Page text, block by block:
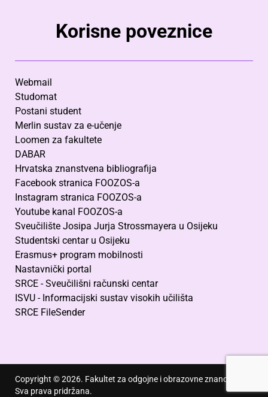
Korisne poveznice
Webmail
Studomat
Postani student
Merlin sustav za e-učenje
Loomen za fakultete
DABAR
Hrvatska znanstvena bibliografija
Facebook stranica FOOZOS-a
Instagram stranica FOOZOS-a
Youtube kanal FOOZOS-a
Sveučilište Josipa Jurja Strossmayera u Osijeku
Studentski centar u Osijeku
Erasmus+ program mobilnosti
Nastavnički portal
SRCE - Sveučilišni računski centar
ISVU - Informacijski sustav visokih učilišta
SRCE FileSender
Copyright © 2026. Fakultet za odgojne i obrazovne znanosti.
Sva prava pridržana.